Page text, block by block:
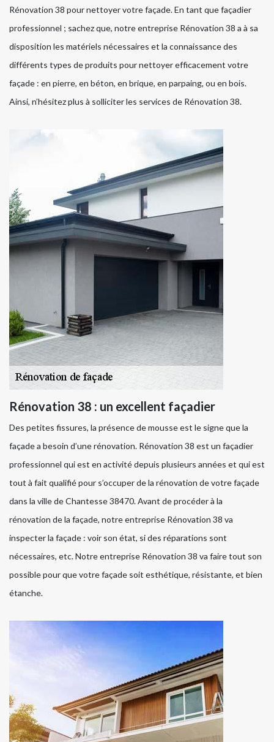
Rénovation 38 pour nettoyer votre façade. En tant que façadier
professionnel ; sachez que, notre entreprise Rénovation 38 a à sa
disposition les matériels nécessaires et la connaissance des
différents types de produits pour nettoyer efficacement votre
façade : en pierre, en béton, en brique, en parpaing, ou en bois.
Ainsi, n’hésitez plus à solliciter les services de Rénovation 38.
Rénovation 38 : un excellent façadier
Des petites fissures, la présence de mousse est le signe que la
façade a besoin d’une rénovation. Rénovation 38 est un façadier
professionnel qui est en activité depuis plusieurs années et qui est
tout à fait qualifié pour s’occuper de la rénovation de votre façade
dans la ville de Chantesse 38470. Avant de procéder à la
rénovation de la façade, notre entreprise Rénovation 38 va
inspecter la façade : voir son état, si des réparations sont
nécessaires, etc. Notre entreprise Rénovation 38 va faire tout son
possible pour que votre façade soit esthétique, résistante, et bien
étanche.